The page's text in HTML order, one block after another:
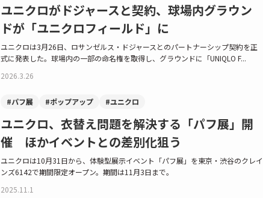
ユニクロがドジャースと契約、球場内グラウン
ドが「ユニクロフィールド」に
ユニクロは3月26日、ロサンゼルス・ドジャースとのパートナーシップ契約を正
式に発表した。球場内の一部の命名権を取得し、グラウンドに「UNIQLO F...
2026.3.26
#パフ展 #ポップアップ #ユニクロ
ユニクロ、衣替え問題を解決する「パフ展」開
催 ほかイベントとの差別化狙う
ユニクロは10月31日から、体験型展示イベント「パフ展」を東京・渋谷のクレイ
ンズ6142で期間限定オープン。期間は11月3日まで。
2025.11.1